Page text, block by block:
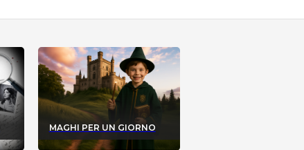
MAGHI PER UN GIORNO